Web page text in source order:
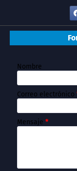
Nombre
Correo electrónico
Mensaje *